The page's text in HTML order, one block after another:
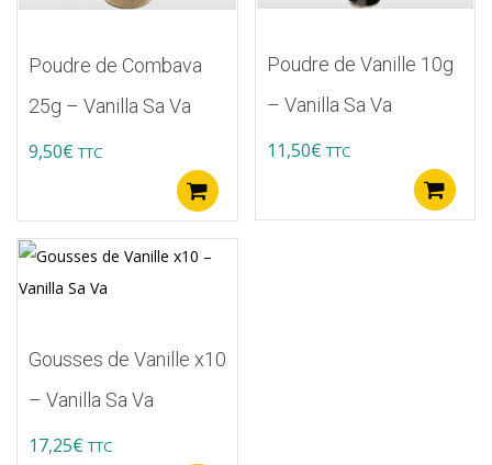
Poudre de Combava
25g – Vanilla Sa Va
9,50€ TTC
Poudre de Vanille 10g
– Vanilla Sa Va
11,50€ TTC
Gousses de Vanille x10
– Vanilla Sa Va
17,25€ TTC